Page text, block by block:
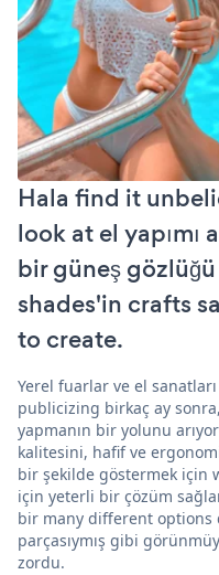
Hala find it
look at el yapımı
bir güneş
shades'in crafts
to create.
Yerel fuarlar ve el
publicizing birkaç ay
yapmanın bir yolunu
kalitesini, hafif ve
bir şekilde göstermek için
için yeterli bir çözüm
bir many different
parçasıymış gibi
zordu.